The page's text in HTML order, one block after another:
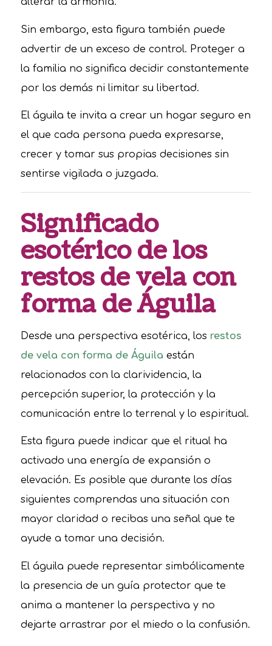
Sin embargo, esta figura también puede
advertir de un exceso de control. Proteger a
la familia no significa decidir constantemente
por los demás ni limitar su libertad.
El águila te invita a crear un hogar seguro en
el que cada persona pueda expresarse,
crecer y tomar sus propias decisiones sin
sentirse vigilada o juzgada.
Significado
esotérico de los
restos de vela con
forma de Águila
Desde una perspectiva esotérica, los restos
de vela con forma de Águila están
relacionados con la clarividencia, la
percepción superior, la protección y la
comunicación entre lo terrenal y lo espiritual.
Esta figura puede indicar que el ritual ha
activado una energía de expansión o
elevación. Es posible que durante los días
siguientes comprendas una situación con
mayor claridad o recibas una señal que te
ayude a tomar una decisión.
El águila puede representar simbólicamente
la presencia de un guía protector que te
anima a mantener la perspectiva y no
dejarte arrastrar por el miedo o la confusión.